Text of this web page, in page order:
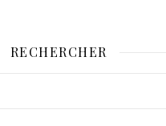
RECHERCHER